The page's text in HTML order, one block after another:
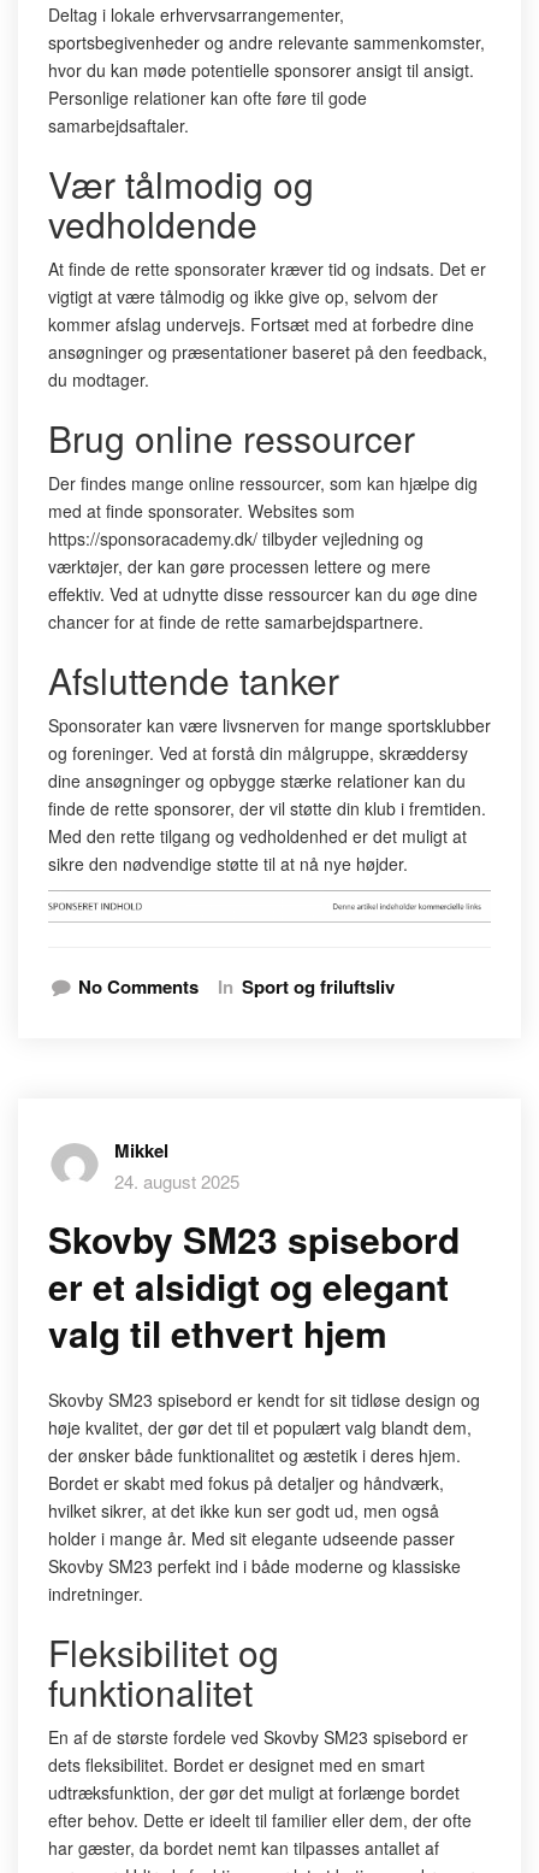
Deltag i lokale erhvervsarrangementer,
sportsbegivenheder og andre relevante sammenkomster,
hvor du kan møde potentielle sponsorer ansigt til ansigt.
Personlige relationer kan ofte føre til gode
samarbejdsaftaler.
Vær tålmodig og
vedholdende
At finde de rette sponsorater kræver tid og indsats. Det er
vigtigt at være tålmodig og ikke give op, selvom der
kommer afslag undervejs. Fortsæt med at forbedre dine
ansøgninger og præsentationer baseret på den feedback,
du modtager.
Brug online ressourcer
Der findes mange online ressourcer, som kan hjælpe dig
med at finde sponsorater. Websites som
https://sponsoracademy.dk/ tilbyder vejledning og
værktøjer, der kan gøre processen lettere og mere
effektiv. Ved at udnytte disse ressourcer kan du øge dine
chancer for at finde de rette samarbejdspartnere.
Afsluttende tanker
Sponsorater kan være livsnerven for mange sportsklubber
og foreninger. Ved at forstå din målgruppe, skræddersy
dine ansøgninger og opbygge stærke relationer kan du
finde de rette sponsorer, der vil støtte din klub i fremtiden.
Med den rette tilgang og vedholdenhed er det muligt at
sikre den nødvendige støtte til at nå nye højder.
No Comments In Sport og friluftsliv
Mikkel
24. august 2025
Skovby SM23 spisebord
er et alsidigt og elegant
valg til ethvert hjem
Skovby SM23 spisebord er kendt for sit tidløse design og
høje kvalitet, der gør det til et populært valg blandt dem,
der ønsker både funktionalitet og æstetik i deres hjem.
Bordet er skabt med fokus på detaljer og håndværk,
hvilket sikrer, at det ikke kun ser godt ud, men også
holder i mange år. Med sit elegante udseende passer
Skovby SM23 perfekt ind i både moderne og klassiske
indretninger.
Fleksibilitet og
funktionalitet
En af de største fordele ved Skovby SM23 spisebord er
dets fleksibilitet. Bordet er designet med en smart
udtræksfunktion, der gør det muligt at forlænge bordet
efter behov. Dette er ideelt til familier eller dem, der ofte
har gæster, da bordet nemt kan tilpasses antallet af